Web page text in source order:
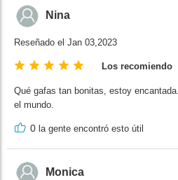
Nina
Reseñado el Jan 03,2023
Los recomiendo
Qué gafas tan bonitas, estoy
el mundo.
0 la gente encontró esto útil
Monica